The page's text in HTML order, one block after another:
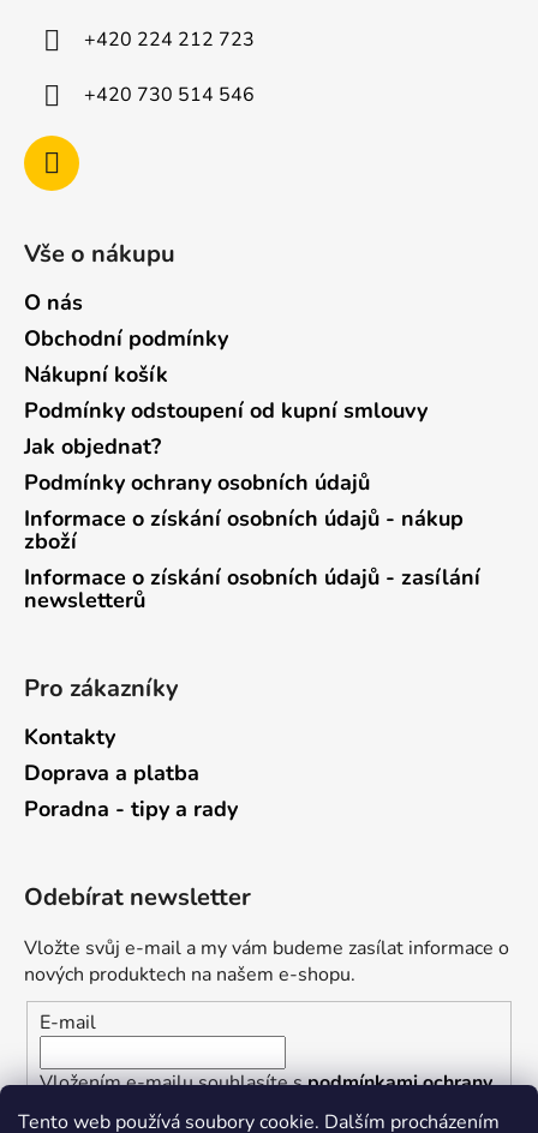
Tento web používá soubory cookie. Dalším procházením
+420 224 212 723
+420 730 514 546
Vše o nákupu
O nás
Obchodní podmínky
Nákupní košík
Podmínky odstoupení od kupní smlouvy
Jak objednat?
Podmínky ochrany osobních údajů
Informace o získání osobních údajů - nákup
zboží
Informace o získání osobních údajů - zasílání
newsletterů
Pro zákazníky
Kontakty
Doprava a platba
Poradna - tipy a rady
Odebírat newsletter
Vložte svůj e-mail a my vám budeme zasílat informace o
nových produktech na našem e-shopu.
E-mail
Vložením e-mailu souhlasíte spodmínkami ochrany
osobních údajů